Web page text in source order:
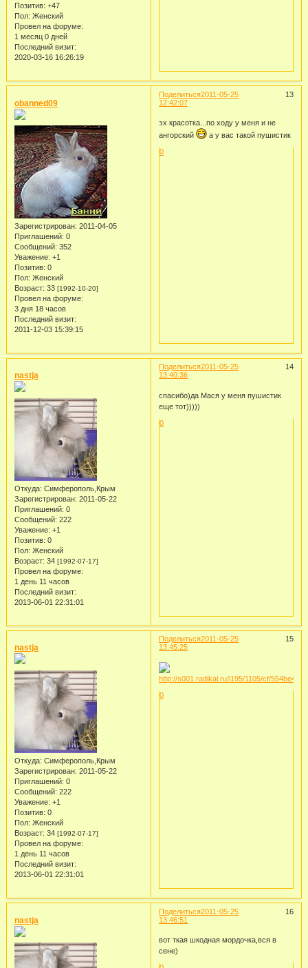
Позитив: +47
Пол: Женский
Провел на форуме:
1 месяц 0 дней
Последний визит:
2020-03-16 16:26:19
Поделиться 13
2011-05-25
12:42:07
obanned09
Зарегистрирован: 2011-04-05
Приглашений: 0
Сообщений: 352
Уважение: +1
Позитив: 0
Пол: Женский
Возраст: 33 [1992-10-20]
Провел на форуме:
3 дня 18 часов
Последний визит:
2011-12-03 15:39:15
эх красотка...по ходу у меня и не
ангорский
а у вас такой пушистик
0
Поделиться 14
2011-05-25
13:40:36
nastja
Откуда: Симферополь,Крым
Зарегистрирован: 2011-05-22
Приглашений: 0
Сообщений: 222
Уважение: +1
Позитив: 0
Пол: Женский
Возраст: 34 [1992-07-17]
Провел на форуме:
1 день 11 часов
Последний визит:
2013-06-01 22:31:01
спасибо)да Мася у меня пушистик
еще тот)))))
0
Поделиться 15
2011-05-25
13:45:25
nastja
Откуда: Симферополь,Крым
Зарегистрирован: 2011-05-22
Приглашений: 0
Сообщений: 222
Уважение: +1
Позитив: 0
Пол: Женский
Возраст: 34 [1992-07-17]
Провел на форуме:
1 день 11 часов
Последний визит:
2013-06-01 22:31:01
0
Поделиться 16
2011-05-25
13:46:51
nastja
вот ткая шкодная мордочка,вся в
сене)